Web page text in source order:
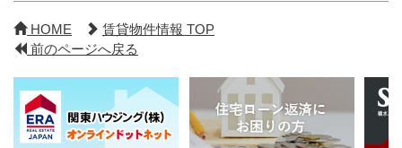
HOME
賃貸物件情報 TOP
前のページへ戻る